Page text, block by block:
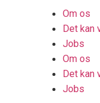
Om os
Det kan
Jobs
Om os
Det kan
Jobs